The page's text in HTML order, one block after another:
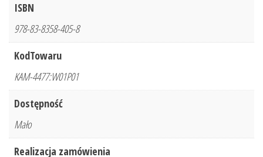
ISBN
978-83-8358-405-8
KodTowaru
KAM-4477:W01P01
Dostępność
Mało
Realizacja zamówienia